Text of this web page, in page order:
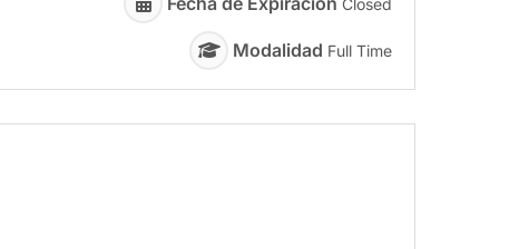
Closed
Modalidad Full Time